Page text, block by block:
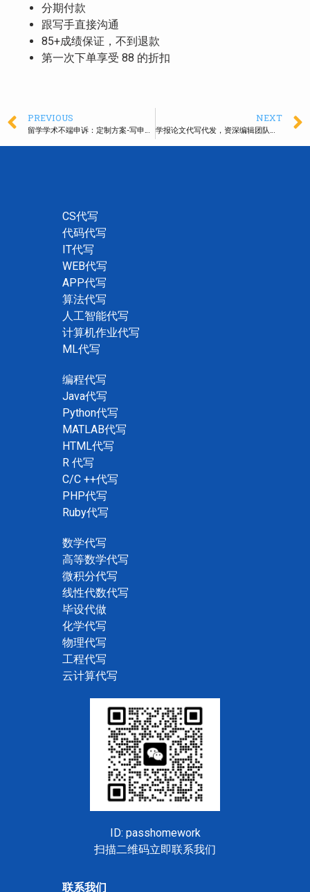
分期付款
跟写手直接沟通
85+成绩保证，不到退款
第一次下单享受 88 的折扣
PREVIOUS NEXT
CS代写
代码代写
IT代写
WEB代写
APP代写
算法代写
人工智能代写
计算机作业代写
ML代写
编程代写
Java代写
Python代写
MATLAB代写
HTML代写
R 代写
C/C ++代写
PHP代写
Ruby代写
数学代写
高等数学代写
微积分代写
线性代数代写
毕设代做
化学代写
物理代写
工程代写
云计算代写
ID: passhomework
扫描二维码立即联系我们
联系我们